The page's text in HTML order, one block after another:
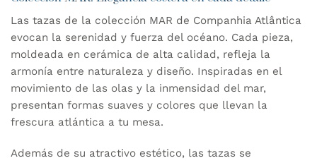
Las tazas de la colección MAR de Companhia Atlântica
evocan la serenidad y fuerza del océano. Cada pieza,
moldeada en cerámica de alta calidad, refleja la
armonía entre naturaleza y diseño. Inspiradas en el
movimiento de las olas y la inmensidad del mar,
presentan formas suaves y colores que llevan la
frescura atlántica a tu mesa.
Además de su atractivo estético, las tazas se